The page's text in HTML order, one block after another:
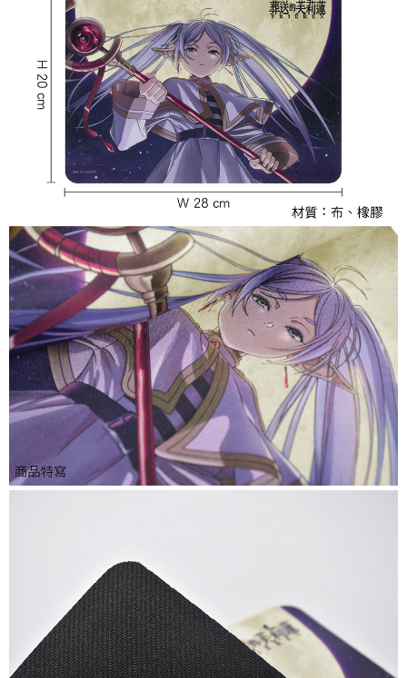
付款後全家取貨
每筆NT$65，滿NT$1,300(含以上)免運費
(不開放使用，請勿選取）
每筆NT$9,999
7-11取貨付款
每筆NT$65，滿NT$1,300(含以上)免運費
付款後7-11取貨
每筆NT$65，滿NT$1,300(含以上)免運費
宅配-木棉花樂園專用
每筆NT$100，滿NT$1,300(含以上)免運費
宅配-離島(澎湖/金門/馬祖)-木棉花樂園專用
每筆NT$220